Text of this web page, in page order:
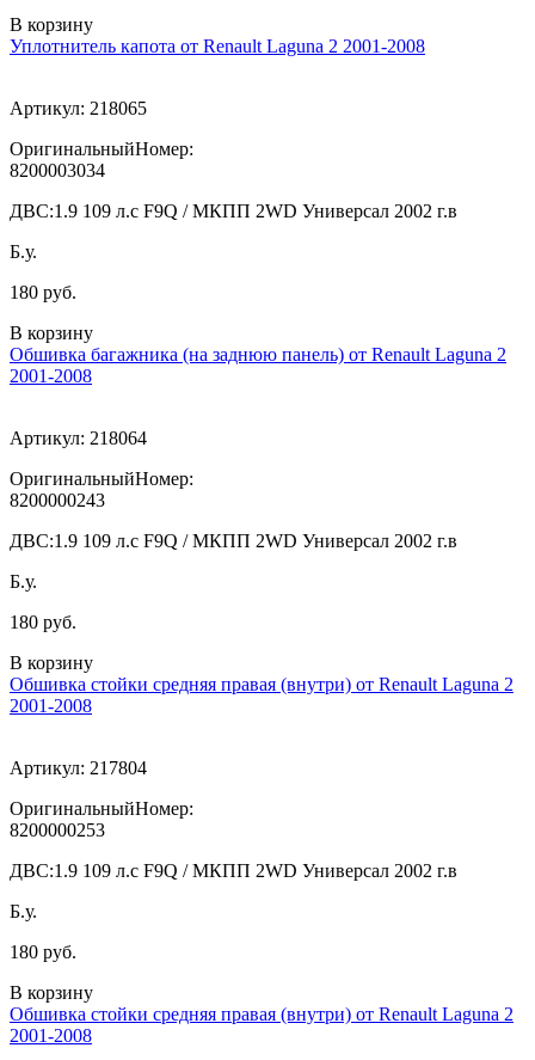
В корзину
Уплотнитель капота от Renault Laguna 2 2001-2008
Артикул: 218065
ОригинальныйНомер:
8200003034
ДВС:1.9 109 л.с F9Q / МКПП 2WD Универсал 2002 г.в
Б.у.
180 руб.
В корзину
Обшивка багажника (на заднюю панель) от Renault Laguna 2
2001-2008
Артикул: 218064
ОригинальныйНомер:
8200000243
ДВС:1.9 109 л.с F9Q / МКПП 2WD Универсал 2002 г.в
Б.у.
180 руб.
В корзину
Обшивка стойки средняя правая (внутри) от Renault Laguna 2
2001-2008
Артикул: 217804
ОригинальныйНомер:
8200000253
ДВС:1.9 109 л.с F9Q / МКПП 2WD Универсал 2002 г.в
Б.у.
180 руб.
В корзину
Обшивка стойки средняя правая (внутри) от Renault Laguna 2
2001-2008